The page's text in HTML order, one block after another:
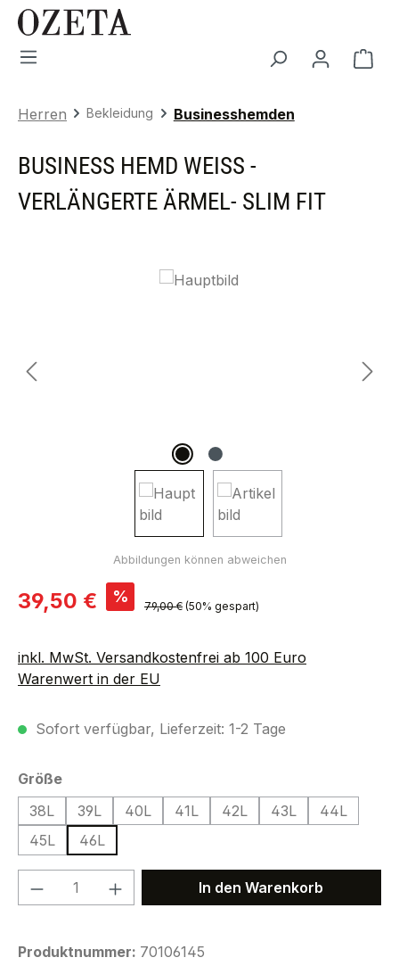
Zum Hauptinhalt springen
Herren Bekleidung Businesshemden
BUSINESS HEMD WEISS - V
ERLÄNGERTE ÄRMEL- SLIM FIT
Bildergalerie überspringen
Verkaufspreis:
39,50 € % Regulärer Preis:
79,00 € (50% gespart)
inkl. MwSt. Versandkostenfrei ab 100 Euro
Warenwert in der EU
Sofort verfügbar, Lieferzeit: 1-2 Tage
Größeauswählen
38L
39L 40L 41L 42L 43L
44L
45L
46L
Produkt Anzahl: Gib denIn den Warenkorb
Produktnummer: 70106145